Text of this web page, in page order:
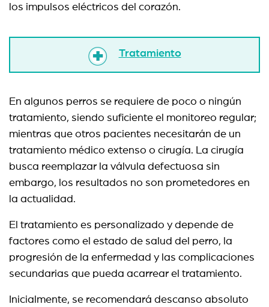
los impulsos eléctricos del corazón.
Tratamiento
En algunos perros se requiere de poco o ningún
tratamiento, siendo suficiente el monitoreo regular;
mientras que otros pacientes necesitarán de un
tratamiento médico extenso o cirugía. La cirugía
busca reemplazar la válvula defectuosa sin
embargo, los resultados no son prometedores en
la actualidad.
El tratamiento es personalizado y depende de
factores como el estado de salud del perro, la
progresión de la enfermedad y las complicaciones
secundarias que pueda acarrear el tratamiento.
Inicialmente, se recomendará descanso absoluto